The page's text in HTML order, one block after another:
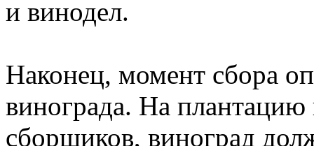
и винодел.
Наконец, момент сбора
винограда. На
сборщиков, виноград